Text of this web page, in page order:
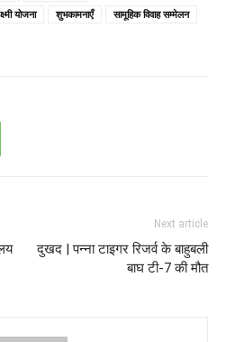
योजना शुभकामनाएँ
सामूहिक विवाह सम्मेलन
Next article
दुखद | पन्ना टाइगर रिजर्व के बाहुबली
बाघ टी-7 की मौत